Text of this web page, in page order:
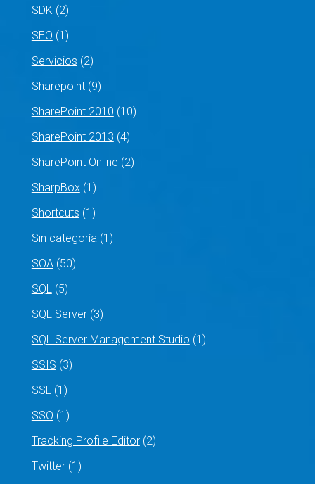
SDK (2)
SEO (1)
Servicios (2)
Sharepoint(9)
SharePoint 2010 (10)
SharePoint 2013 (4)
SharePoint Online (2)
SharpBox(1)
Shortcuts (1)
Sin categoría(1)
SOA(50)
SQL(5)
SQL Server(3)
SQL Server Management Studio (1)
SSIS (3)
SSL(1)
SSO (1)
Tracking Profile Editor(2)
Twitter(1)